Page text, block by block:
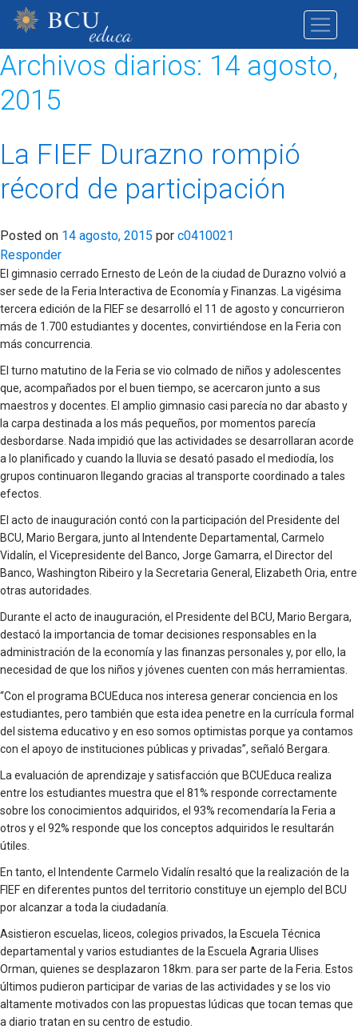
Archivos diarios: 14 agosto,
2015
La FIEF Durazno rompió
récord de participación
Posted on 14 agosto, 2015 por c0410021
Responder
El gimnasio cerrado Ernesto de León de la ciudad de Durazno volvió a
ser sede de la Feria Interactiva de Economía y Finanzas. La vigésima
tercera edición de la FIEF se desarrolló el 11 de agosto y concurrieron
más de 1.700 estudiantes y docentes, convirtiéndose en la Feria con
más concurrencia.
El turno matutino de la Feria se vio colmado de niños y adolescentes
que, acompañados por el buen tiempo, se acercaron junto a sus
maestros y docentes. El amplio gimnasio casi parecía no dar abasto y
la carpa destinada a los más pequeños, por momentos parecía
desbordarse. Nada impidió que las actividades se desarrollaran acorde
a lo planificado y cuando la lluvia se desató pasado el mediodía, los
grupos continuaron llegando gracias al transporte coordinado a tales
efectos.
El acto de inauguración contó con la participación del Presidente del
BCU, Mario Bergara, junto al Intendente Departamental, Carmelo
Vidalín, el Vicepresidente del Banco, Jorge Gamarra, el Director del
Banco, Washington Ribeiro y la Secretaria General, Elizabeth Oria, entre
otras autoridades.
Durante el acto de inauguración, el Presidente del BCU, Mario Bergara,
destacó la importancia de tomar decisiones responsables en la
administración de la economía y las finanzas personales y, por ello, la
necesidad de que los niños y jóvenes cuenten con más herramientas.
“Con el programa BCUEduca nos interesa generar conciencia en los
estudiantes, pero también que esta idea penetre en la currícula formal
del sistema educativo y en eso somos optimistas porque ya contamos
con el apoyo de instituciones públicas y privadas”, señaló Bergara.
La evaluación de aprendizaje y satisfacción que BCUEduca realiza
entre los estudiantes muestra que el 81% responde correctamente
sobre los conocimientos adquiridos, el 93% recomendaría la Feria a
otros y el 92% responde que los conceptos adquiridos le resultarán
útiles.
En tanto, el Intendente Carmelo Vidalín resaltó que la realización de la
FIEF en diferentes puntos del territorio constituye un ejemplo del BCU
por alcanzar a toda la ciudadanía.
Asistieron escuelas, liceos, colegios privados, la Escuela Técnica
departamental y varios estudiantes de la Escuela Agraria Ulises
Orman, quienes se desplazaron 18km. para ser parte de la Feria. Estos
últimos pudieron participar de varias de las actividades y se los vio
altamente motivados con las propuestas lúdicas que tocan temas que
a diario tratan en su centro de estudio.